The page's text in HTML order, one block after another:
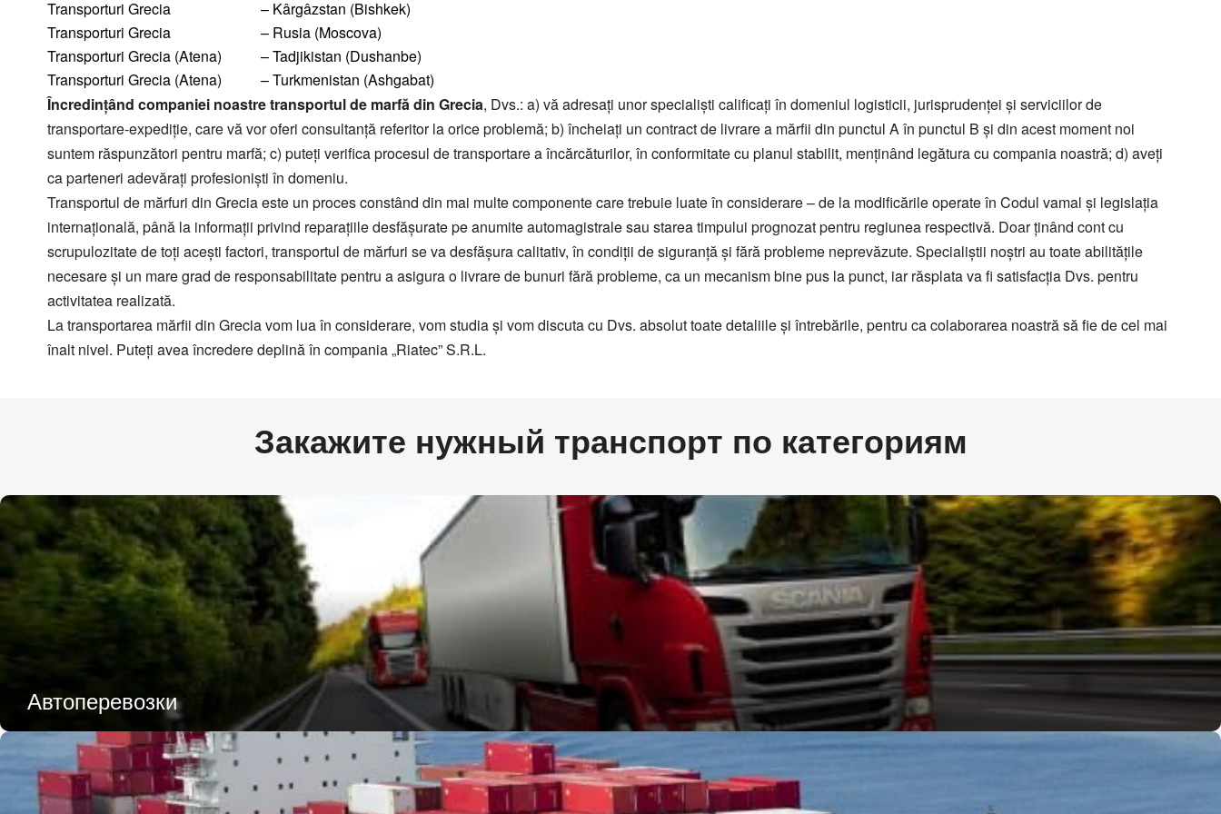
Platformă cu prelată UMBO,
capacitatea 100 mc
Autotren pentru transportarea
autoturismelor
Transport pentru mărfuri cu
gabarit depăşit
Semiremorcă metalică,
caroserie izotermică
capacitatea 90 mс
Зерновозы, перевозка зерна
Автоперевозки спецтехники
Авиа транспорт
Transporturi Grecia
– Kârgâzstan (Bishkek)
Transporturi Grecia
– Rusia (Moscova)
Transporturi Grecia (Atena)
– Tadjikistan (Dushanbe)
Transporturi Grecia (Atena)
– Turkmenistan (Ashgabat)
Încredinţând companiei noastre transportul de marfă din Grecia, Dvs.: a) vă adresaţi unor specialişti calificaţi în domeniul logisticii, jurisprudenţei şi serviciilor de
transportare-expediţie, care vă vor oferi consultanţă referitor la orice problemă; b) încheiaţi un contract de livrare a mărfii din punctul A în punctul B şi din acest moment noi
suntem răspunzători pentru marfă; c) puteţi verifica procesul de transportare a încărcăturilor, în conformitate cu planul stabilit, menţinând legătura cu compania noastră; d) aveţi
ca parteneri adevăraţi profesionişti în domeniu.
Transportul de mărfuri din Grecia este un proces constând din mai multe componente care trebuie luate în considerare – de la modificările operate în Codul vamal şi legislaţia
internaţională, până la informaţii privind reparaţiile desfăşurate pe anumite automagistrale sau starea timpului prognozat pentru regiunea respectivă. Doar ţinând cont cu
scrupulozitate de toţi aceşti factori, transportul de mărfuri se va desfăşura calitativ, în condiţii de siguranţă şi fără probleme neprevăzute. Specialiştii noştri au toate abilităţile
necesare şi un mare grad de responsabilitate pentru a asigura o livrare de bunuri fără probleme, ca un mecanism bine pus la punct, iar răsplata va fi satisfacţia Dvs. pentru
activitatea realizată.
La transportarea mărfii din Grecia vom lua în considerare, vom studia şi vom discuta cu Dvs. absolut toate detaliile şi întrebările, pentru ca colaborarea noastră să fie de cel mai
înalt nivel. Puteţi avea încredere deplină în compania „Riatec” S.R.L.
Закажите нужный транспорт по категориям
Автоперевозки